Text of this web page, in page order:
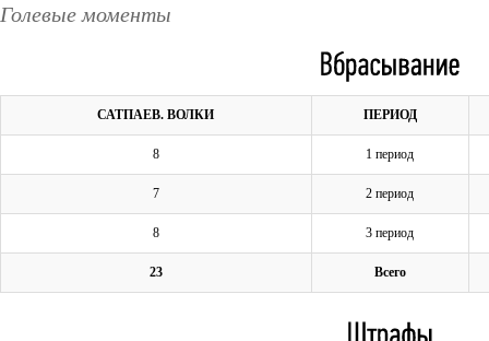
Голевые моменты
САТПАЕВ. ВОЛКИ ПЕРИОД
8 1 период
7 2 период
8 3 период
23 Всего